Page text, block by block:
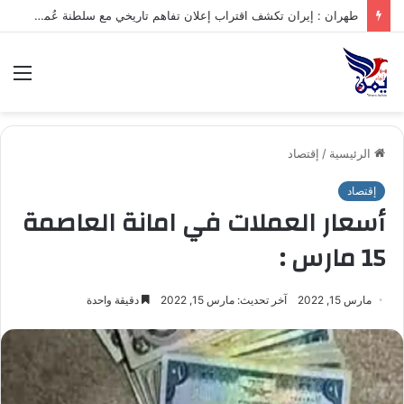
طهران : إيران تكشف اقتراب إعلان تفاهم تاريخي مع سلطنة عُمان بشأن تنظيم الملاحة في مضيق هرمز
الرئيسية / إقتصاد
إقتصاد
أسعار العملات في امانة العاصمة
15 مارس :
مارس 15, 2022 آخر تحديث: مارس 15, 2022 دقيقة واحدة